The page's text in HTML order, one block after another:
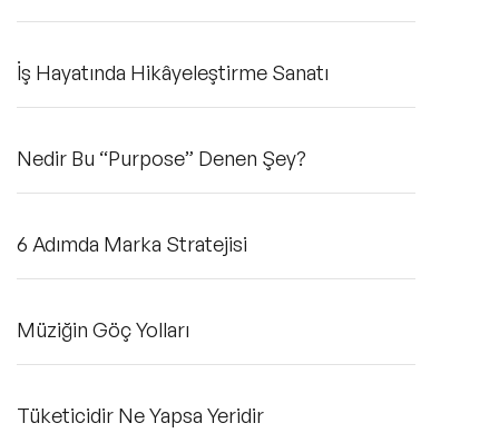
İş Hayatında Hikâyeleştirme Sanatı
Nedir Bu “Purpose” Denen Şey?
6 Adımda Marka Stratejisi
Müziğin Göç Yolları
Tüketicidir Ne Yapsa Yeridir